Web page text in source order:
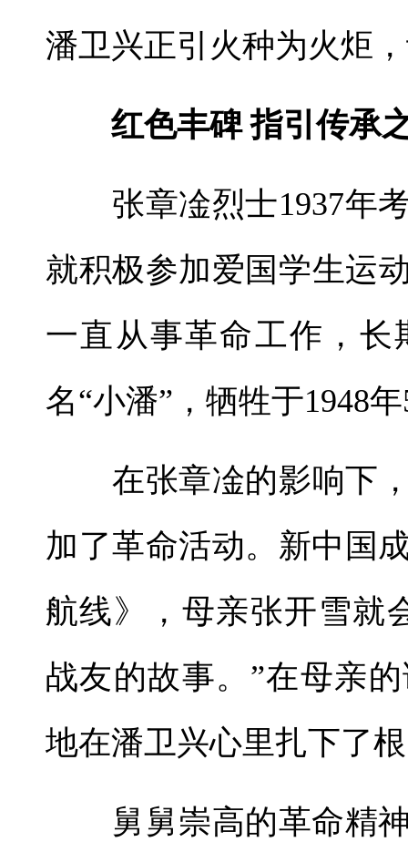
潘卫兴正引火种为火炬
红色丰碑 指引传承
张章凎烈士1937年考
就积极参加爱国学生运
一直从事革命工作，
名“小潘”，牺牲于1948
在张章凎的影响下，
加了革命活动。新中国
航线》，母亲张开雪就
战友的故事。”在母亲
地在潘卫兴心里扎下了
舅舅崇高的革命精神